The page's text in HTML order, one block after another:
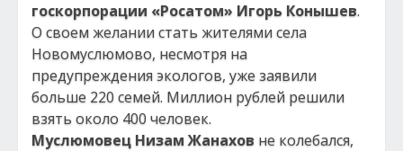
госкорпорации «Росатом» Игорь Конышев.
О своем желании стать жителями села
Новомуслюмово, несмотря на
предупреждения экологов, уже заявили
больше 220 семей. Миллион рублей решили
взять около 400 человек.
Муслюмовец Низам Жанахов не колебался,